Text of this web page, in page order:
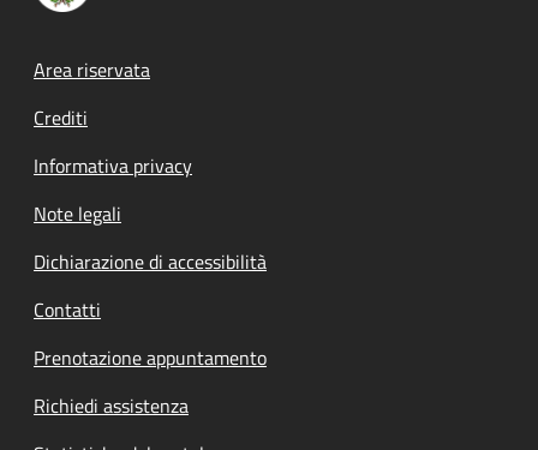
Footer menu
Area riservata
Crediti
Informativa privacy
Note legali
Dichiarazione di accessibilità
Contatti
Prenotazione appuntamento
Richiedi assistenza